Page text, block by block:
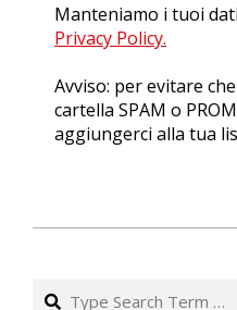
Manteniamo i tuoi
Privacy Policy.
Avviso: per evitare
cartella SPAM o
aggiungerci alla tua
20
Search